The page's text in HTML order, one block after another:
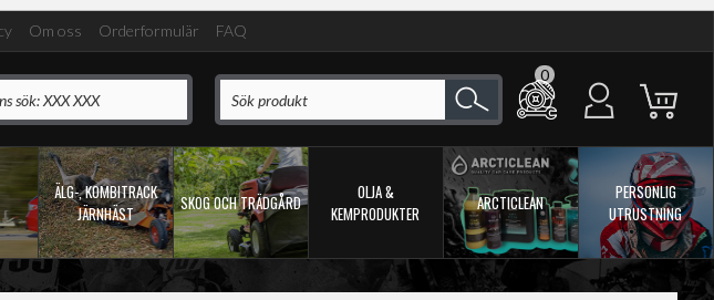
Om oss Orderformulär FAQ
0
ÄLG-, KOMBITRACK
JÄRNHÄST
SKOG OCH TRÄDGÅRD
OLJA &
KEMPRODUKTER
ARCTICLEAN
PERSONLIG
UTRUSTNING